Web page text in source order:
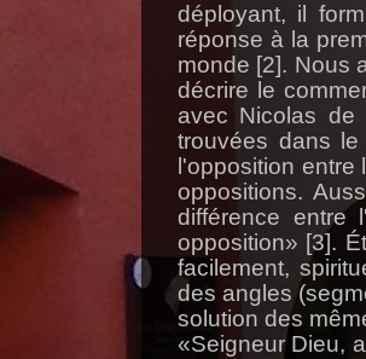
déployant, il
réponse à la
monde [2]. Nous
décrire le
avec Nicolas de
trouvées dans
l'opposition
oppositions.
différence entre
opposition» [3].
facilement,
des angles
solution des
«Seigneur Dieu,